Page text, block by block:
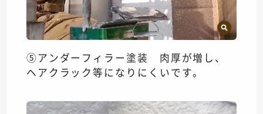
⑤アンダーフィラー塗装 肉厚が増し、
ヘアクラック等になりにくいです。